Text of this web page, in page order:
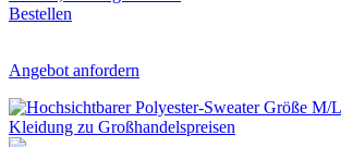
Bestellen
Angebot anfordern